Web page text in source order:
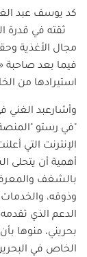
كد يوسف عبد
ثقته في قدرة
مجال الأغذية
فيما بعد صاحبة
استيرادها من
وأشارعبد
"في رستو "المنصة
الإنترنت التي
أهمية أن يتحلى
بالشغف
وذوقه،
الدعم الذي
بحريني، منوها
الخاص في